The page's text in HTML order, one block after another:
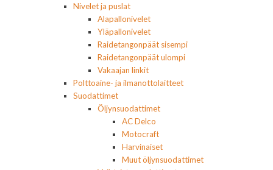
Nivelet ja puslat
Alapallonivelet
Yläpallonivelet
Raidetangonpäät sisempi
Raidetangonpäät ulompi
Vakaajan linkit
Polttoaine- ja ilmanottolaitteet
Suodattimet
Öljynsuodattimet
AC Delco
Motocraft
Harvinaiset
Muut öljynsuodattimet